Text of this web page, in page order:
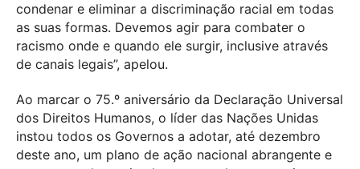
condenar e eliminar a discriminação racial em todas
as suas formas. Devemos agir para combater o
racismo onde e quando ele surgir, inclusive através
de canais legais”, apelou.
Ao marcar o 75.º aniversário da Declaração Universal
dos Direitos Humanos, o líder das Nações Unidas
instou todos os Governos a adotar, até dezembro
deste ano, um plano de ação nacional abrangente e